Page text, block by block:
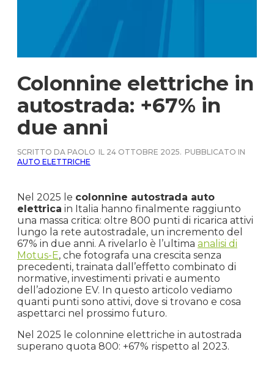
Colonnine elettriche in
autostrada: +67% in
due anni
SCRITTO DA PAOLO IL 24 OTTOBRE 2025. PUBBLICATO IN
AUTO ELETTRICHE
Nel 2025 le colonnine autostrada auto
elettrica in Italia hanno finalmente raggiunto
una massa critica: oltre 800 punti di ricarica attivi
lungo la rete autostradale, un incremento del
67% in due anni. A rivelarlo è l’ultima analisi di
Motus-E, che fotografa una crescita senza
precedenti, trainata dall’effetto combinato di
normative, investimenti privati e aumento
dell’adozione EV. In questo articolo vediamo
quanti punti sono attivi, dove si trovano e cosa
aspettarci nel prossimo futuro.
Nel 2025 le colonnine elettriche in autostrada
superano quota 800: +67% rispetto al 2023.